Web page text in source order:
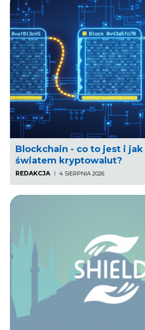
Blockchain - co to jest i jak
światem kryptowalut?
REDAKCJA 4 SIERPNIA 2026